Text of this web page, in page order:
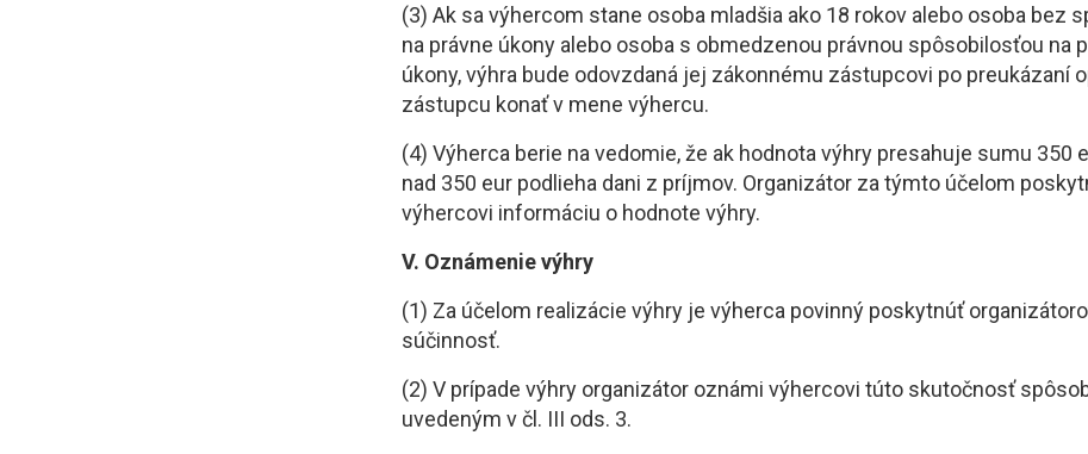
(3) Ak sa výhercom stane osoba mladšia ako 18 rokov alebo osoba bez
na právne úkony alebo osoba s obmedzenou právnou spôsobilosťou na
úkony, výhra bude odovzdaná jej zákonnému zástupcovi po preukázaní
zástupcu konať v mene výhercu.
(4) Výherca berie na vedomie, že ak hodnota výhry presahuje sumu 350
nad 350 eur podlieha dani z príjmov. Organizátor za týmto účelom
výhercovi informáciu o hodnote výhry.
V. Oznámenie výhry
(1) Za účelom realizácie výhry je výherca povinný poskytnúť
súčinnosť.
(2) V prípade výhry organizátor oznámi výhercovi túto skutočnosť
uvedeným v čl. III ods. 3.